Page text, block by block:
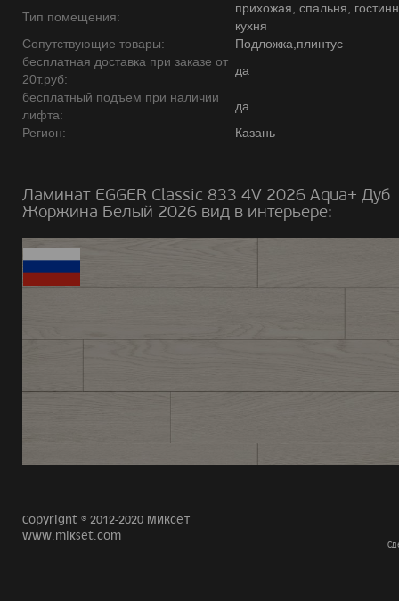
Тип помещения:
прихожая, спальня,
кухня
Сопутствующие товары:
Подложка,плинтус
бесплатная доставка при заказе от
20т.руб:
да
бесплатный подъем при наличии
лифта:
да
Регион:
Казань
Ламинат EGGER Classic 833 4V 2026 Aqua+ Дуб
Жоржина Белый 2026 вид в интерьере:
Copyright © 2012-2020 Миксет
www.mikset.com